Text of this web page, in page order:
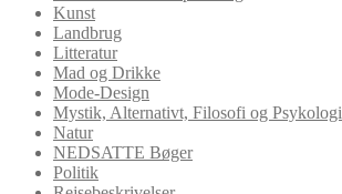
Kunst
Landbrug
Litteratur
Mad og Drikke
Mode-Design
Mystik, Alternativt, Filosofi og Psykologi
Natur
NEDSATTE Bøger
Politik